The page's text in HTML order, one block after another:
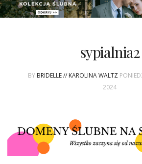
ZGŁOSZENIA
POLECANE FIRMY
WASZE ŚLUBY
sypialnia2
BY BRIDELLE // KAROLINA WALTZ
2024